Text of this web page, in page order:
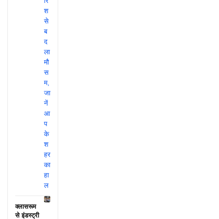
क्लासरूम
से इंडस्ट्री